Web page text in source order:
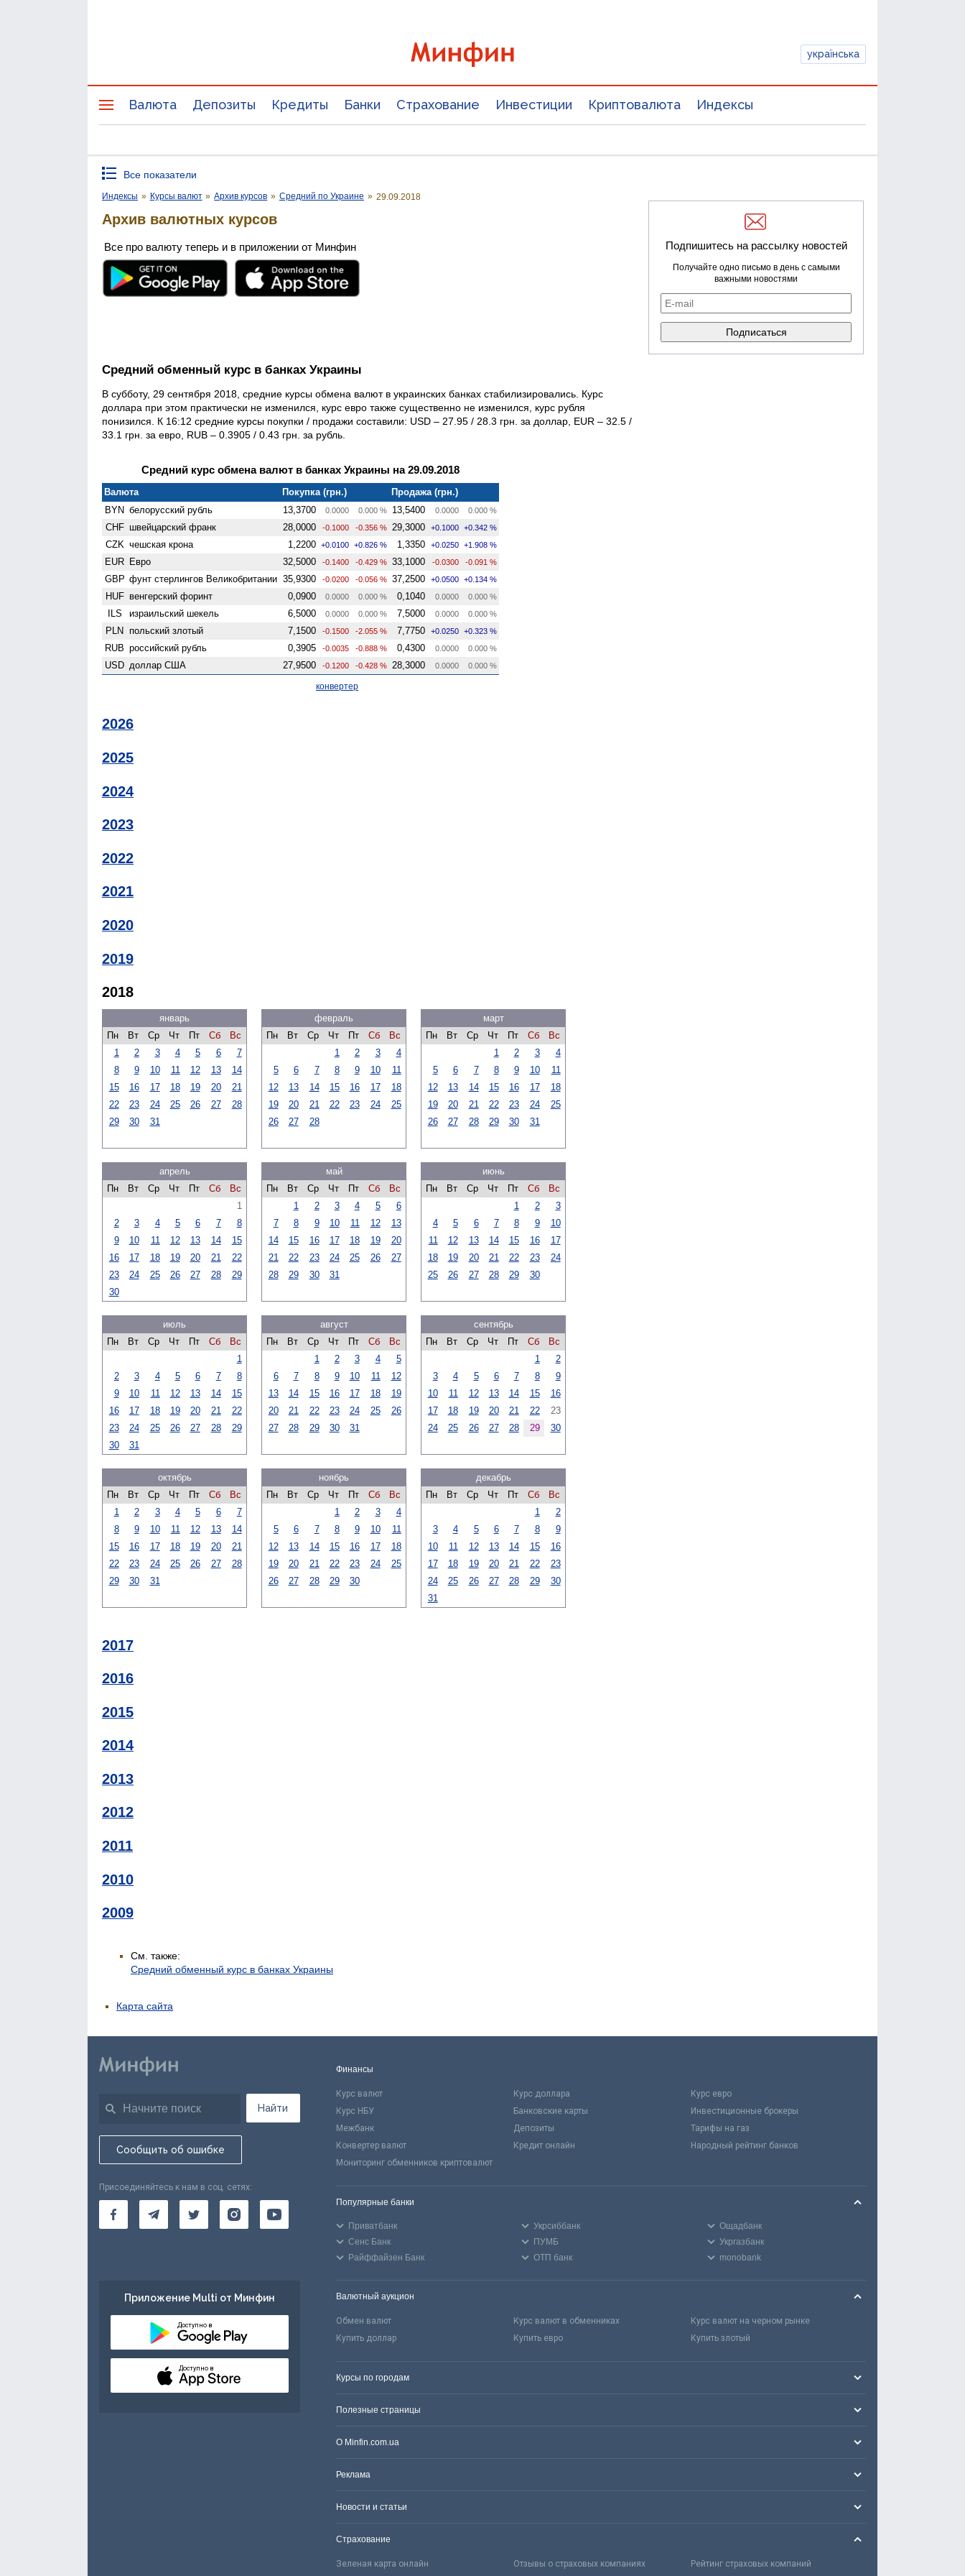
українська
Валюта Депозиты Кредиты Банки Страхование Инвестиции Криптовалюта Индексы
Все показатели
Индексы » Курсы валют » Архив курсов » Средний по Украине » 29.09.2018
Архив валютных курсов
Все про валюту теперь и в приложении от Минфин
Средний обменный курс в банках Украины
В субботу, 29 сентября 2018, средние курсы обмена валют в украинских банках стабилизировались. Курс
доллара при этом практически не изменился, курс евро также существенно не изменился, курс рубля
понизился. К 16:12 средние курсы покупки / продажи составили: USD – 27.95 / 28.3 грн. за доллар, EUR – 32.5 /
33.1 грн. за евро, RUB – 0.3905 / 0.43 грн. за рубль.
Средний курс обмена валют в банках Украины на 29.09.2018
Валюта Покупка (грн.)
Продажа (грн.)
BYN белорусский рубль 13,3700 0.0000 0.000 % 13,5400 0.0000 0.000 %
CHF швейцарский франк 28,0000 -0.1000 -0.356 % 29,3000 +0.1000 +0.342 %
CZK чешская крона 1,2200 +0.0100 +0.826 % 1,3350 +0.0250 +1.908 %
EUR Евро 32,5000 -0.1400 -0.429 % 33,1000 -0.0300 -0.091 %
GBP фунт стерлингов Велико­британии 35,9300 -0.0200 -0.056 % 37,2500 +0.0500 +0.134 %
HUF венгерский форинт 0,0900 0.0000 0.000 % 0,1040 0.0000 0.000 %
ILS израильский шекель 6,5000 0.0000 0.000 % 7,5000 0.0000 0.000 %
PLN польский злотый 7,1500 -0.1500 -2.055 % 7,7750 +0.0250 +0.323 %
RUB российский рубль 0,3905 -0.0035 -0.888 % 0,4300 0.0000 0.000 %
USD доллар США 27,9500 -0.1200 -0.428 % 28,3000 0.0000 0.000 %
конвертер
2026
2025
2024
2023
2022
2021
2020
2019
2018
январь
Пн
Вт Ср Чт Пт Сб
Вс
1
2 3 4 5 6
7
8
9 10 11 12 13
14
15
16 17 18 19 20
21
22
23 24 25 26 27
28
29
30 31
февраль
Пн
Вт Ср Чт Пт Сб
Вс
1
2 3
4
5
6 7 8 9 10
11
12
13 14 15 16 17
18
19
20 21 22 23 24
25
26
27 28
март
Пн
Вт Ср Чт Пт Сб
Вс
1
2 3
4
5
6 7 8 9 10
11
12
13 14 15 16 17
18
19
20 21 22 23 24
25
26
27 28 29 30 31
апрель
Пн
Вт Ср Чт Пт Сб
Вс
1
2
3 4 5 6 7
8
9
10 11 12 13 14
15
16
17 18 19 20 21
22
23
24 25 26 27 28
29
30
май
Пн
Вт Ср Чт Пт Сб
Вс
1
2 3 4 5
6
7
8 9 10 11 12
13
14
15 16 17 18 19
20
21
22 23 24 25 26
27
28
29 30 31
июнь
Пн
Вт Ср Чт Пт Сб
Вс
1
2
3
4
5 6 7 8 9
10
11
12 13 14 15 16
17
18
19 20 21 22 23
24
25
26 27 28 29 30
июль
Пн
Вт Ср Чт Пт Сб
Вс
1
2
3 4 5 6 7
8
9
10 11 12 13 14
15
16
17 18 19 20 21
22
23
24 25 26 27 28
29
30
31
август
Пн
Вт Ср Чт Пт Сб
Вс
1
2 3 4
5
6
7 8 9 10 11
12
13
14 15 16 17 18
19
20
21 22 23 24 25
26
27
28 29 30 31
сентябрь
Пн
Вт Ср Чт Пт Сб
Вс
1
2
3
4 5 6 7 8
9
10
11 12 13 14 15
16
17
18 19 20 21 22
23
24
25 26 27 28 29 30
октябрь
Пн
Вт Ср Чт Пт Сб
Вс
1
2 3 4 5 6
7
8
9 10 11 12 13
14
15
16 17 18 19 20
21
22
23 24 25 26 27
28
29
30 31
ноябрь
Пн
Вт Ср Чт Пт Сб
Вс
1
2 3
4
5
6 7 8 9 10
11
12
13 14 15 16 17
18
19
20 21 22 23 24
25
26
27 28 29 30
декабрь
Пн
Вт Ср Чт Пт Сб
Вс
1
2
3
4 5 6 7 8
9
10
11 12 13 14 15
16
17
18 19 20 21 22
23
24
25 26 27 28 29
30
31
2017
2016
2015
2014
2013
2012
2011
2010
2009
См. также:
Средний обменный курс в банках Украины
Подпишитесь на рассылку новостей
Получайте одно письмо в день с самыми
важными новостями
Карта сайта
Найти
Сообщить об ошибке
Присоединяйтесь к нам в соц. сетях:
Приложение Multi от Минфин
Доступно в
Доступно в
Финансы
Курс валют Курс доллара
Курс евро
Курс НБУ
Банковские карты
Инвестиционные брокеры
Межбанк
Депозиты
Тарифы на газ
Конвертер валют
Кредит онлайн
Народный рейтинг банков
Мониторинг обменников криптовалют
Популярные банки
Приватбанк Укрсиббанк
Ощадбанк
Сенс Банк
ПУМБ
Укргазбанк
Райффайзен Банк
ОТП банк monobank
Валютный аукцион
Обмен валют Курс валют в обменниках
Курс валют на черном рынке
Купить доллар
Купить евро Купить злотый
Курсы по городам
Полезные страницы
О Minfin.com.ua
Реклама
Новости и статьи
Страхование
Зеленая карта онлайн Отзывы о страховых компаниях Рейтинг страховых компаний